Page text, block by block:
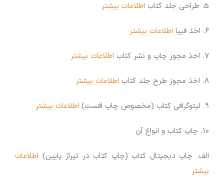
5. طراحی جلد کتاب اطلاعات بیشتر
6. اخذ فیپا اطلاعات بیشتر
7. اخذ مجوز چاپ و نشر کتاب اطلاعات بیشتر
8. اخذ مجوز طرح جلد کتاب اطلاعات بیشتر
9. لیتوگرافی کتاب (مخصوص چاپ افست) اطلاعات بیشتر
10. چاپ کتاب و انواع آن
الف. چاپ دیجیتال کتاب (چاپ کتاب در تیراژ پایین) اطلاعات
بیشتر